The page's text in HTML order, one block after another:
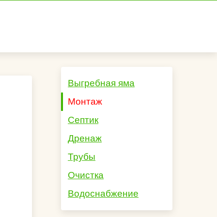
Выгребная яма
Монтаж
Септик
Дренаж
Трубы
Очистка
Водоснабжение